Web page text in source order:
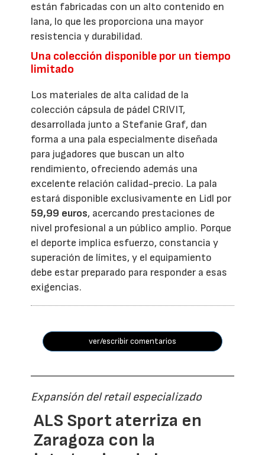
están fabricadas con un alto contenido en
lana, lo que les proporciona una mayor
resistencia y durabilidad.
Una colección disponible por un tiempo
limitado
Los materiales de alta calidad de la
colección cápsula de pádel CRIVIT,
desarrollada junto a Stefanie Graf, dan
forma a una pala especialmente diseñada
para jugadores que buscan un alto
rendimiento, ofreciendo además una
excelente relación calidad-precio. La pala
estará disponible exclusivamente en Lidl por
59,99 euros, acercando prestaciones de
nivel profesional a un público amplio. Porque
el deporte implica esfuerzo, constancia y
superación de límites, y el equipamiento
debe estar preparado para responder a esas
exigencias.
ver/escribir comentarios
Expansión del retail especializado
ALS Sport aterriza en
Zaragoza con la